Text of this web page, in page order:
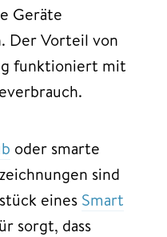
Geräte
Der Vorteil von
funktioniert mit
oder smarte
sind
eines Smart
sorgt, dass